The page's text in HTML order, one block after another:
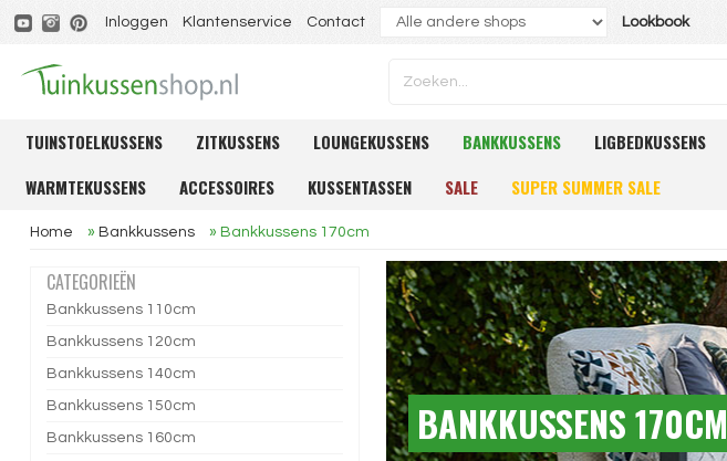
Inloggen Klantenservice Contact Lookbook
TUINSTOELKUSSENS ZITKUSSENS LOUNGEKUSSENS BANKKUSSENS LIGBEDKUSSENS
WARMTEKUSSENS
ACCESSOIRES KUSSENTASSEN SALE SUPER SUMMER SALE
Home » Bankkussens » Bankkussens 170cm
CATEGORIEËN
Bankkussens 110cm
Bankkussens 120cm
Bankkussens 140cm
Bankkussens 150cm
Bankkussens 160cm BANKKUSSENS 170CM